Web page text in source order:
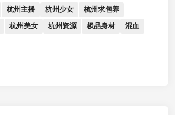
杭州主播 杭州少女
杭州求包养
杭州美女 杭州资源 极品身材
混血